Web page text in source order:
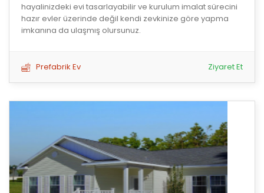
hayalinizdeki evi tasarlayabilir ve kurulum imalat sürecini
hazır evler üzerinde değil kendi zevkinize göre yapma
imkanına da ulaşmış olursunuz.
Prefabrik Ev Ziyaret Et